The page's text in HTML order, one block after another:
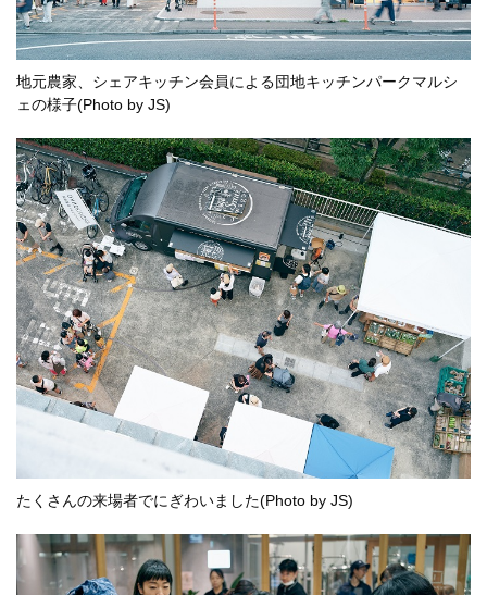
地元農家、シェアキッチン会員による団地キッチンパークマルシ
ェの様子(Photo by JS)
たくさんの来場者でにぎわいました(Photo by JS)